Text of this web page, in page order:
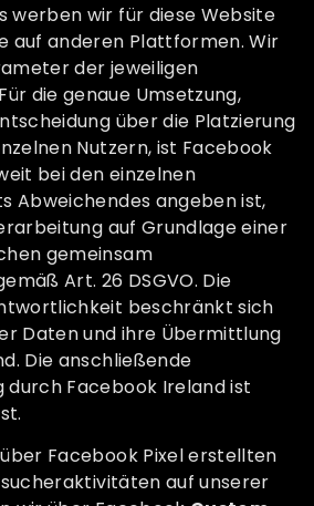
werben wir für diese Website
auf anderen Plattformen. Wir
der jeweiligen
die genaue Umsetzung,
über die Platzierung
Nutzern, ist Facebook
bei den einzelnen
Abweichendes angeben ist,
auf Grundlage einer
gemeinsam
Art. 26 DSGVO. Die
beschränkt sich
Daten und ihre Übermittlung
Die anschließende
Facebook Ireland ist
Facebook Pixel erstellten
auf unserer